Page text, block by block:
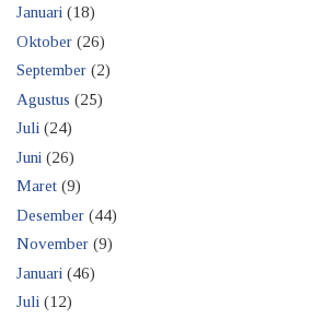
Januari (18)
Oktober (26)
September (2)
Agustus (25)
Juli (24)
Juni (26)
Maret (9)
Desember (44)
November (9)
Januari (46)
Juli (12)